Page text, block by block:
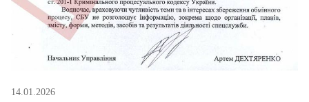
14.01.2026